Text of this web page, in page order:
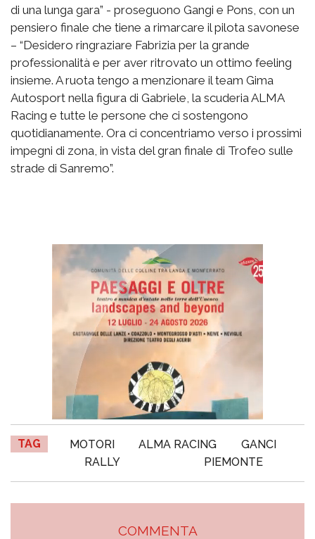
di una lunga gara” - proseguono Gangi e Pons, con un
pensiero finale che tiene a rimarcare il pilota savonese
– “Desidero ringraziare Fabrizia per la grande
professionalità e per aver ritrovato un ottimo feeling
insieme. A ruota tengo a menzionare il team Gima
Autosport nella figura di Gabriele, la scuderia ALMA
Racing e tutte le persone che ci sostengono
quotidianamente. Ora ci concentriamo verso i prossimi
impegni di zona, in vista del gran finale di Trofeo sulle
strade di Sanremo”.
TAG MOTORI ALMA RACING
GANCI
RALLY
PIEMONTE
COMMENTA